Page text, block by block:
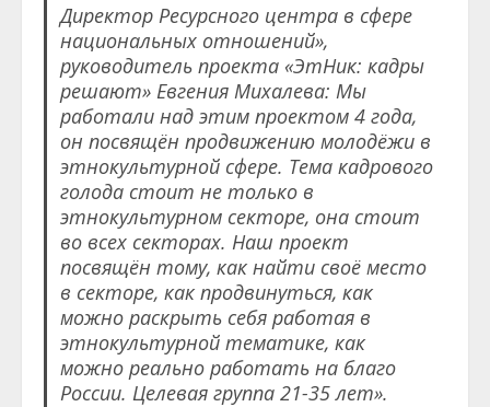
Директор Ресурсного центра в сфере
национальных отношений»,
руководитель проекта «ЭтНик: кадры
решают» Евгения Михалева: Мы
работали над этим проектом 4 года,
он посвящён продвижению молодёжи в
этнокультурной сфере. Тема кадрового
голода стоит не только в
этнокультурном секторе, она стоит
во всех секторах. Наш проект
посвящён тому, как найти своё место
в секторе, как продвинуться, как
можно раскрыть себя работая в
этнокультурной тематике, как
можно реально работать на благо
России. Целевая группа 21-35 лет».